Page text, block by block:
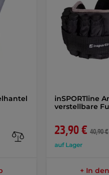
inSPORTline
verstellbare
23,90 € 40,90 €
auf Lager
+ In